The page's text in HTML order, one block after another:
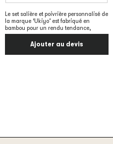
Le set salière et poivrière personnalisé de
la marque ‘Ukiyo’ est fabriqué en
bambou pour un rendu tendance,
Ajouter au devis